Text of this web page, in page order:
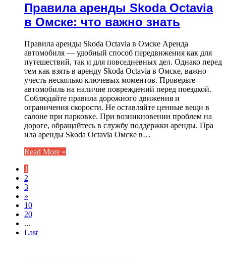
Правила аренды Skoda Octavia
в Омске: что важно знать
Правила аренды Skoda Octavia в Омске Аренда
автомобиля — удобный способ передвижения как для
путешествий, так и для повседневных дел. Однако перед
тем как взять в аренду Skoda Octavia в Омске, важно
учесть несколько ключевых моментов. Проверьте
автомобиль на наличие повреждений перед поездкой.
Соблюдайте правила дорожного движения и
ограничения скорости. Не оставляйте ценные вещи в
салоне при парковке. При возникновении проблем на
дороге, обращайтесь в службу поддержки аренды. Пра
ила аренды Skoda Octavia Омске в…
Read More »
1
2
3
»
10
20
...
Last